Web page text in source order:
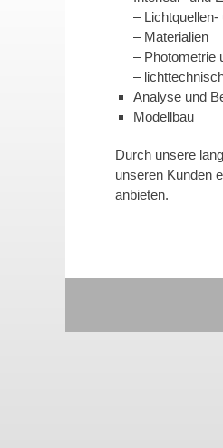
– Lichtquellen-
– Materialien
– Photometrie
–
Analyse und
Modellbau
Durch unsere
unseren Kunden
anbieten.